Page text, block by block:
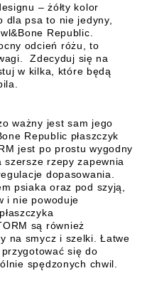
– żółty kolor
dla psa to nie jedyny,
Republic.
odcień różu, to
Zdecyduj się na
w kilka, które będą
ważny jest sam jego
Republic płaszczyk
jest po prostu wygodny
rzepy zapewnia
dopasowania.
psiaka oraz pod szyją,
i nie powoduje
są również
na smycz i szelki. Łatwe
się do
spędzonych chwil.